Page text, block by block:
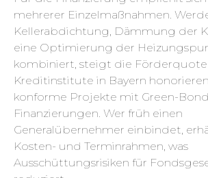
mehrerer Einzelmaßnahmen.
Kellerabdichtung, Dämmung der
eine Optimierung der
kombiniert, steigt die Förderquote
Kreditinstitute in Bayern
konforme Projekte mit Green-
Finanzierungen. Wer früh einen
Generalübernehmer einbindet,
Kosten- und Terminrahmen, was
Ausschüttungsrisiken für